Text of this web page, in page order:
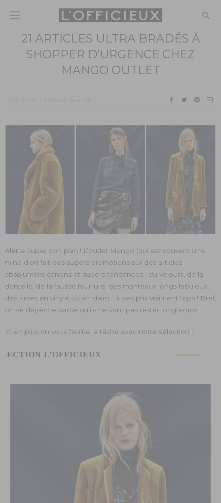
21 ARTICLES ULTRA BRADÉS À
SHOPPER D’URGENCE CHEZ
MANGO OUTLET
Alerte super bon plan ! L’outlet Mango (qui est souvent une
mine d’or) fait des supers promotions sur des articles
absolument canons et supers tendances : du velours, de la
dentelle, de la fausse fourrure, des manteaux longs fabuleux,
des jupes en vinyle ou en daim… à des prix vraiment tops ! Bref,
on se dépêche parce qu’ils ne vont pas rester longtemps.
Et en plus on vous facilite la tâche avec notre sélection !
L’OFFICIEUX